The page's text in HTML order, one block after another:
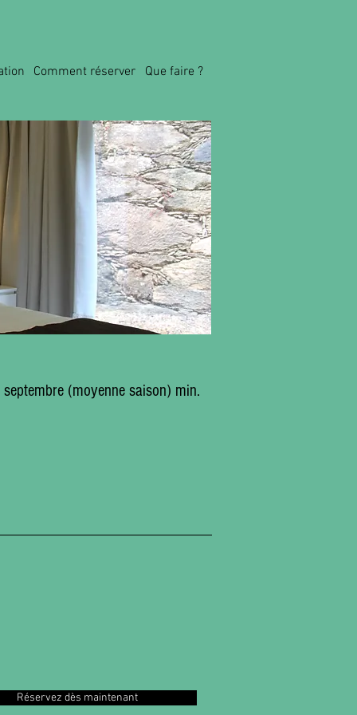
Comment réserver Que faire ?
(moyenne saison) min.
Réservez dès maintenant